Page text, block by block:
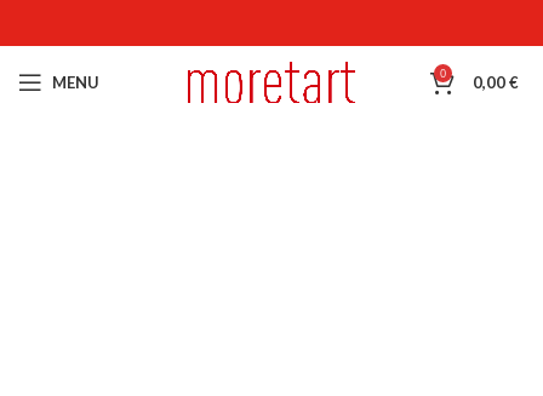
MENU 0 0,00€